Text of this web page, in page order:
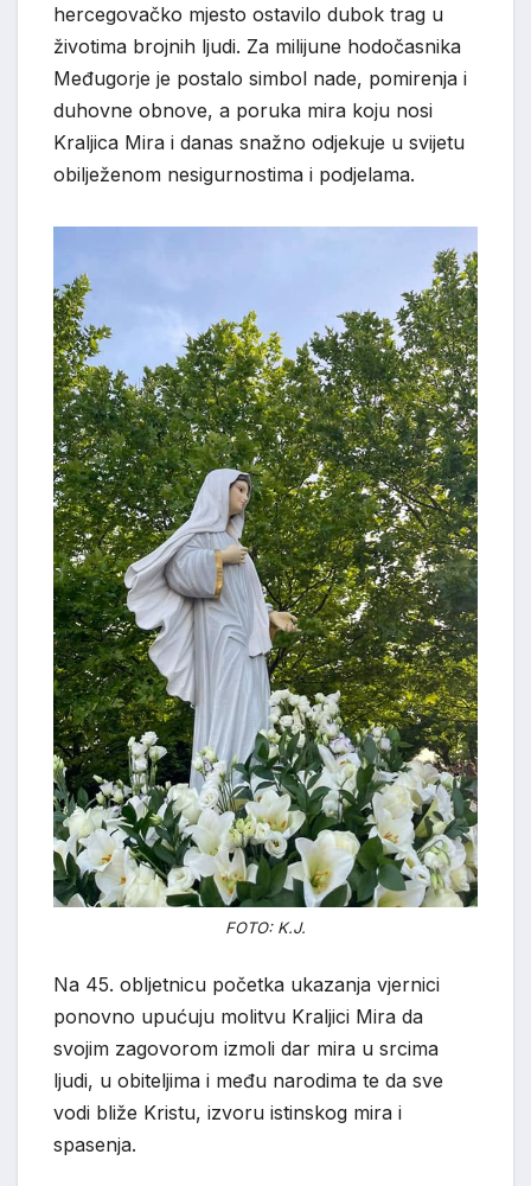
hercegovačko mjesto ostavilo dubok trag u
životima brojnih ljudi. Za milijune hodočasnika
Međugorje je postalo simbol nade, pomirenja i
duhovne obnove, a poruka mira koju nosi
Kraljica Mira i danas snažno odjekuje u svijetu
obilježenom nesigurnostima i podjelama.
FOTO: K.J.
Na 45. obljetnicu početka ukazanja vjernici
ponovno upućuju molitvu Kraljici Mira da
svojim zagovorom izmoli dar mira u srcima
ljudi, u obiteljima i među narodima te da sve
vodi bliže Kristu, izvoru istinskog mira i
spasenja.